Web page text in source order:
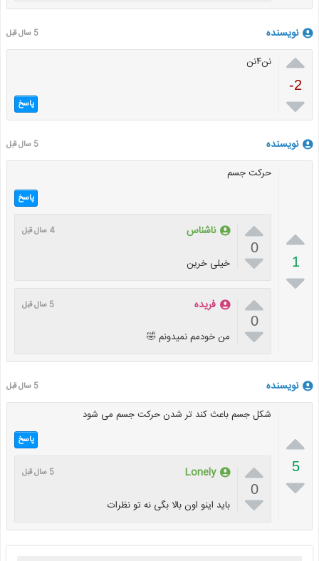
نویسنده 5 سال قبل

-2

نن۴نن
پاسخ
نویسنده 5 سال قبل

1

حرکت جسم
پاسخ

0

ناشناس 4 سال قبل
خیلی خرین

0

فریده 5 سال قبل
من خودمم نمیدونم 🤣
نویسنده 5 سال قبل

5

شکل جسم باعث کند تر شدن حرکت جسم می شود
پاسخ

0

Lonely 5 سال قبل
باید اینو اون بالا بگی نه تو نظرات